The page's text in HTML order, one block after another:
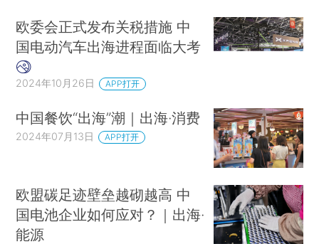
欧委会正式发布关税措施 中
国电动汽车出海进程面临大考
2024年10月26日 APP打开
中国餐饮“出海”潮｜出海·消费
2024年07月13日 APP打开
欧盟碳足迹壁垒越砌越高 中
国电池企业如何应对？｜出海·
能源